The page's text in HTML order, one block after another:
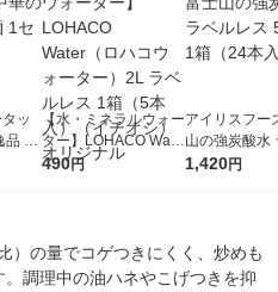
ッ
品 酸
)
【水・ミネラルウォー
ター】LOHACO Wate
r（ロハコウォータ
490円
アイリスフー
山の強炭酸水
レス 500ml 1
1,420円
）の量でコゲつきにくく、炒めも
調理中の油ハネやこげつきを抑